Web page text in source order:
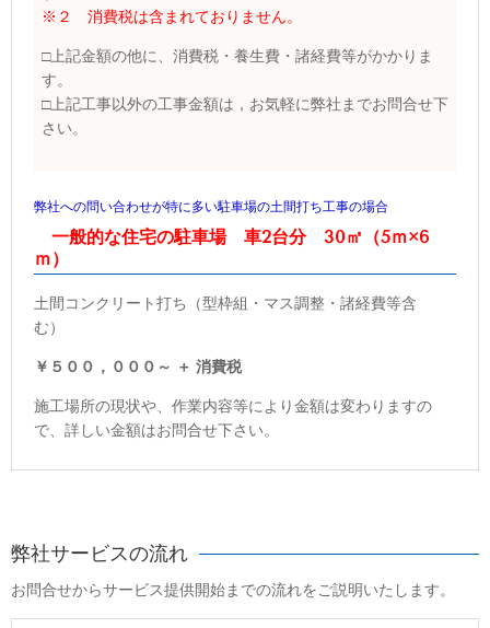
※２ 消費税は含まれておりません。
□上記金額の他に、消費税・養生費・諸経費等がかかりま
す。
□上記工事以外の工事金額は，お気軽に弊社までお問合せ下
さい。
弊社への問い合わせが特に多い駐車場の土間打ち工事の場合
一般的な住宅の駐車場 車2台分 30㎡（5ｍ×6
ｍ）
土間コンクリート打ち（型枠組・マス調整・諸経費等含
む）
￥５００，０００～ ＋ 消費税
施工場所の現状や、作業内容等により金額は変わりますの
で、詳しい金額はお問合せ下さい。
弊社サービスの流れ
お問合せからサービス提供開始までの流れをご説明いたします。